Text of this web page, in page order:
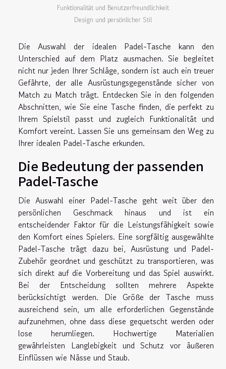
Funktionalität und Benutzerfreundlichkeit
Design und persönlicher Stil
Die Auswahl der idealen Padel-Tasche kann den
Unterschied auf dem Platz ausmachen. Sie begleitet
nicht nur jeden Ihrer Schläge, sondern ist auch ein treuer
Gefährte, der alle Ausrüstungsgegenstände sicher von
Match zu Match trägt. Entdecken Sie in den folgenden
Abschnitten, wie Sie eine Tasche finden, die perfekt zu
Ihrem Spielstil passt und zugleich Funktionalität und
Komfort vereint. Lassen Sie uns gemeinsam den Weg zu
Ihrer idealen Padel-Tasche erkunden.
Die Bedeutung der passenden
Padel-Tasche
Die Auswahl einer Padel-Tasche geht weit über den
persönlichen Geschmack hinaus und ist ein
entscheidender Faktor für die Leistungsfähigkeit sowie
den Komfort eines Spielers. Eine sorgfältig ausgewählte
Padel-Tasche trägt dazu bei, Ausrüstung und Padel-
Zubehör geordnet und geschützt zu transportieren, was
sich direkt auf die Vorbereitung und das Spiel auswirkt.
Bei der Entscheidung sollten mehrere Aspekte
berücksichtigt werden. Die Größe der Tasche muss
ausreichend sein, um alle erforderlichen Gegenstände
aufzunehmen, ohne dass diese gequetscht werden oder
lose herumliegen. Hochwertige Materialien
gewährleisten Langlebigkeit und Schutz vor äußeren
Einflüssen wie Nässe und Staub.